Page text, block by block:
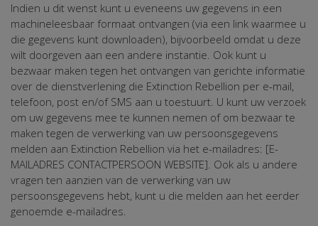
Indien u dit wenst kunt u eveneens uw gegevens in een
machineleesbaar formaat ontvangen (via een link waarmee u
die gegevens kunt downloaden), bijvoorbeeld omdat u deze
wilt doorgeven aan een andere instantie. Ook kunt u
bezwaar maken tegen het ontvangen van gerichte informatie
over de dienstverlening die Extinction Rebellion per e-mail,
telefoon, post en/of SMS aan u toestuurt. U kunt uw verzoek
om uw gegevens mee te kunnen nemen of om bezwaar te
maken tegen de verwerking van uw persoonsgegevens
melden aan Extinction Rebellion via het e-mailadres: [E-
MAILADRES CONTACTPERSOON WEBSITE]. Ook als u andere
vragen ten aanzien van de verwerking van uw
persoonsgegevens hebt, kunt u die melden aan het eerder
genoemde e-mailadres.